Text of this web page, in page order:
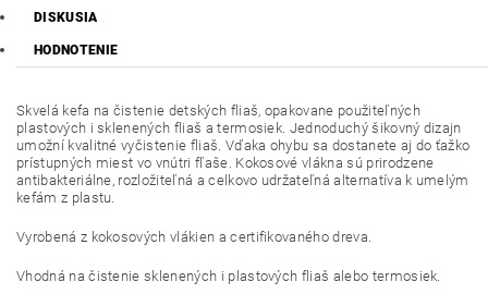
DISKUSIA
HODNOTENIE
Skvelá kefa na čistenie detských fliaš, opakovane použiteľných
plastových i sklenených fliaš a termosiek. Jednoduchý šikovný dizajn
umožní kvalitné vyčistenie fliaš. Vďaka ohybu sa dostanete aj do ťažko
prístupných miest vo vnútri fľaše. Kokosové vlákna sú prirodzene
antibakteriálne, rozložiteľná a celkovo udržateľná alternatíva k umelým
kefám z plastu.
Vyrobená z kokosových vlákien a certifikovaného dreva.
Vhodná na čistenie sklenených i plastových fliaš alebo termosiek.